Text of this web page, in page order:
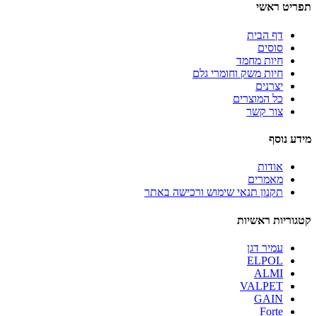
תפריט ראשי
דף הבית
סוסים
חיות מחמד
חיות משק וחומרי גלם
יצרנים
כל המוצרים
צור קשר
מידע נוסף
אודות
מאמרים
תקנון תנאי שימוש ורכישה באתר
קטגוריות ראשיות
עמיר דגן
ELPOL
ALMI
VALPET
GAIN
Forte